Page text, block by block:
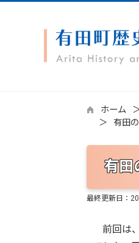
ホーム
有田
有田
最終更新日：
前回は